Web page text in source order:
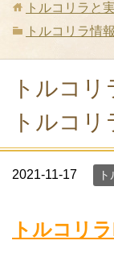
トルコリラと
トルコリラ情報
トルコリ
トルコリ
2021-11-17
トルコリ